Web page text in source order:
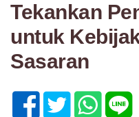
Tekankan
untuk
Sasaran